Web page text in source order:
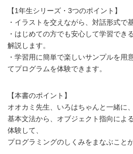
【1年生シリーズ・3つのポイント】
・イラストを交えながら、対話形式で
・はじめての方でも安心して学習でき
解説します。
・学習用に簡単で楽しいサンプルを用
てプログラムを体験できます。
【本書のポイント】
オオカミ先生、いろはちゃんと一緒に、
基本文法から、オブジェクト指向によ
体験して、
プログラミングのしくみをまなぶこと